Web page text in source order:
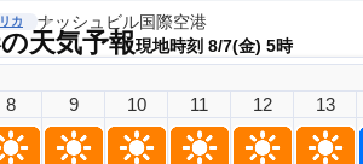
カ ナッシュビル国際空港
天気予報現地時刻 8/7(金) 5時
8 9 10 11 12 13